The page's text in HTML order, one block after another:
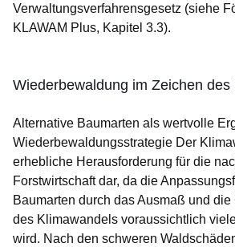
Verwaltungsverfahrensgesetz (siehe
KLAWAM Plus, Kapitel 3.3).
Wiederbewaldung im Zeichen des
Alternative Baumarten als wertvolle
Wiederbewaldungsstrategie Der
erhebliche Herausforderung für die
Forstwirtschaft dar, da die
Baumarten durch das Ausmaß und
des Klimawandels voraussichtlich
wird. Nach den schweren